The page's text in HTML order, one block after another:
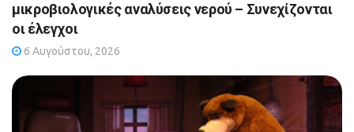
μικροβιολογικές αναλύσεις νερού – Συνεχίζονται
οι έλεγχοι
6 Αυγούστου, 2026